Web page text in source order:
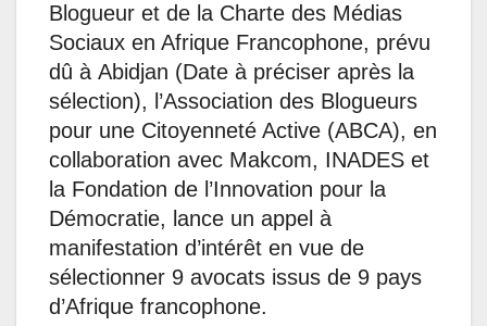
Blogueur et de la Charte des Médias
Sociaux en Afrique Francophone, prévu
dû à Abidjan (Date à préciser après la
sélection), l’Association des Blogueurs
pour une Citoyenneté Active (ABCA), en
collaboration avec Makcom, INADES et
la Fondation de l’Innovation pour la
Démocratie, lance un appel à
manifestation d’intérêt en vue de
sélectionner 9 avocats issus de 9 pays
d’Afrique francophone.